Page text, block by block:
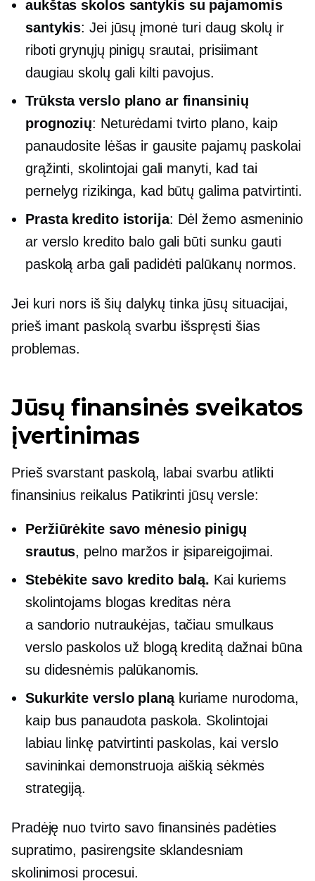
aukštasskolos santykis su pajamomis
santykis: Jei jūsų įmonė turi daug skolų ir
riboti grynųjų pinigų srautai, prisiimant
daugiau skolų gali kilti pavojus.
Trūksta verslo plano ar finansinių
prognozių: Neturėdami tvirto plano, kaip
panaudosite lėšas ir gausite pajamų paskolai
grąžinti, skolintojai gali manyti, kad tai
pernelyg rizikinga, kad būtų galima patvirtinti.
Prasta kredito istorija: Dėl žemo asmeninio
ar verslo kredito balo gali būti sunku gauti
paskolą arba gali padidėti palūkanų normos.
Jei kuri nors iš šių dalykų tinka jūsų situacijai,
prieš imant paskolą svarbu išspręsti šias
problemas.
Jūsų finansinės sveikatos
įvertinimas
Prieš svarstant paskolą, labai svarbu atlikti
finansinius reikalus Patikrintijūsų versle:
Peržiūrėkite savo mėnesio pinigų
srautus, pelno maržos ir įsipareigojimai.
Stebėkite savo kredito balą. Kai kuriems
skolintojams blogas kreditas nėra
a sandorio nutraukėjas, tačiau smulkaus
verslo paskolos už blogą kreditą dažnai būna
su didesnėmis palūkanomis.
Sukurkite verslo planąkuriame nurodoma,
kaip bus panaudota paskola. Skolintojai
labiau linkę patvirtinti paskolas, kai verslo
savininkai demonstruoja aiškią sėkmės
strategiją.
Pradėję nuo tvirto savo finansinės padėties
supratimo, pasirengsite sklandesniam
skolinimosi procesui.